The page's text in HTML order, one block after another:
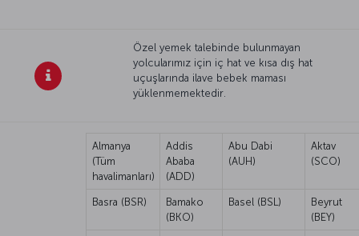
Özel yemek talebinde bulunmayan
yolcularımız için iç hat ve kısa dış hat
uçuşlarında ilave bebek maması
yüklenmemektedir.
Almanya
(Tüm
havalimanları)
Addis
Ababa
(ADD)
Abu Dabi
(AUH)
Aktav
(SCO)
Basra (BSR)
Bamako
(BKO)
Basel (BSL)
Beyrut
(BEY)